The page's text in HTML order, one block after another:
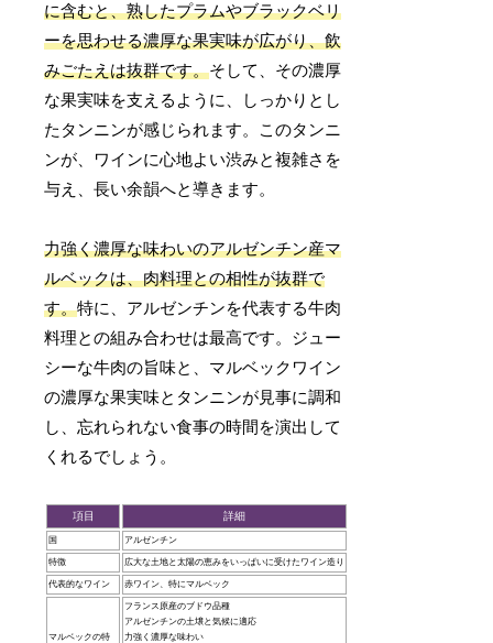
に含むと、熟したプラムやブラックベリ
ーを思わせる濃厚な果実味が広がり、飲
みごたえは抜群です。そして、その濃厚
な果実味を支えるように、しっかりとし
たタンニンが感じられます。このタンニ
ンが、ワインに心地よい渋みと複雑さを
与え、長い余韻へと導きます。
力強く濃厚な味わいのアルゼンチン産マ
ルベックは、肉料理との相性が抜群で
す。特に、アルゼンチンを代表する牛肉
料理との組み合わせは最高です。ジュー
シーな牛肉の旨味と、マルベックワイン
の濃厚な果実味とタンニンが見事に調和
し、忘れられない食事の時間を演出して
くれるでしょう。
項目 詳細
国 アルゼンチン
特徴 広大な土地と太陽の恵みをいっぱいに受けたワイン造り
代表的なワイン 赤ワイン、特にマルベック
マルベックの特
フランス原産のブドウ品種
アルゼンチンの土壌と気候に適応
力強く濃厚な味わい